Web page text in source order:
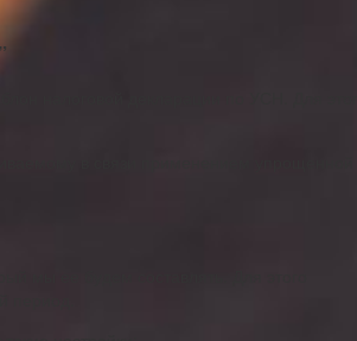
налоговой декларации по УСН. Для этого
в связи применением упрощенной
мы ее будем составлять. Для этого